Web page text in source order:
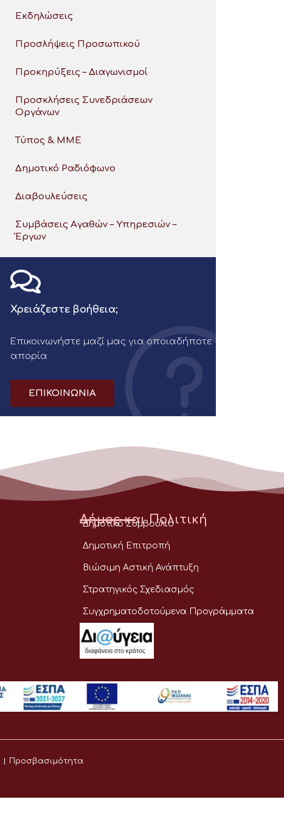
Εκδηλώσεις
Προσλήψεις Προσωπικού
Προκηρύξεις – Διαγωνισμοί
Προσκλήσεις Συνεδριάσεων
Οργάνων
Τύπος & ΜΜΕ
Δημοτικό Ραδιόφωνο
Διαβουλεύσεις
Συμβάσεις Αγαθών – Υπηρεσιών –
Έργων
Χρειάζεστε βοήθεια;
Επικοινωνήστε μαζί μας για οποιαδήποτε
απορία
ΕΠΙΚΟΙΝΩΝΙΑ
Δήμος και Πολιτική
Δημοτικό Συμβούλιο
Δημοτική Επιτροπή
Βιώσιμη Αστική Ανάπτυξη
Στρατηγικός Σχεδιασμός
Συγχρηματοδοτούμενα Προγράμματα
Προσβασιμότητα